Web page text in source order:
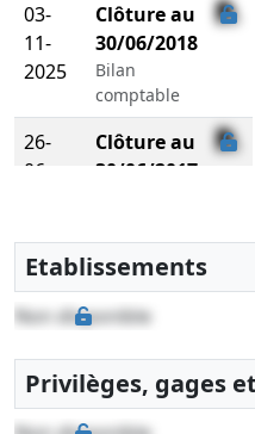
03-
11-
2025
Clôture au
30/06/2018
Bilan
comptable
26-
06-
Clôture au
30/06/2017
Etablissements
Non disponible
Privilèges, gages